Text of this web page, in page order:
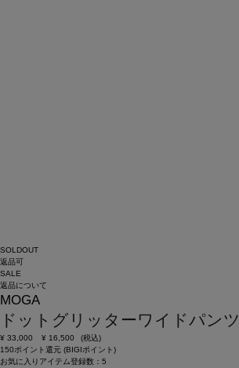
SOLDOUT
返品可
SALE
返品について
MOGA
ドットグリッターワイドパンツ
¥ 33,000 ¥ 16,500
(税込)
150ポイント還元 (BIGIポイント)
お気に入りアイテム登録数： 5